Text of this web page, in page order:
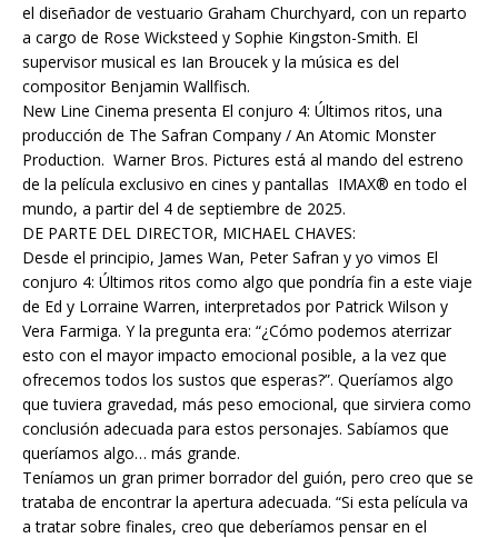
el diseñador de vestuario Graham Churchyard, con un reparto
a cargo de Rose Wicksteed y Sophie Kingston-Smith. El
supervisor musical es Ian Broucek y la música es del
compositor Benjamin Wallfisch.
New Line Cinema presenta El conjuro 4: Últimos ritos, una
producción de The Safran Company / An Atomic Monster
Production. Warner Bros. Pictures está al mando del estreno
de la película exclusivo en cines y pantallas IMAX® en todo el
mundo, a partir del 4 de septiembre de 2025.
DE PARTE DEL DIRECTOR, MICHAEL CHAVES:
Desde el principio, James Wan, Peter Safran y yo vimos El
conjuro 4: Últimos ritos como algo que pondría fin a este viaje
de Ed y Lorraine Warren, interpretados por Patrick Wilson y
Vera Farmiga. Y la pregunta era: “¿Cómo podemos aterrizar
esto con el mayor impacto emocional posible, a la vez que
ofrecemos todos los sustos que esperas?”. Queríamos algo
que tuviera gravedad, más peso emocional, que sirviera como
conclusión adecuada para estos personajes. Sabíamos que
queríamos algo… más grande.
Teníamos un gran primer borrador del guión, pero creo que se
trataba de encontrar la apertura adecuada. “Si esta película va
a tratar sobre finales, creo que deberíamos pensar en el